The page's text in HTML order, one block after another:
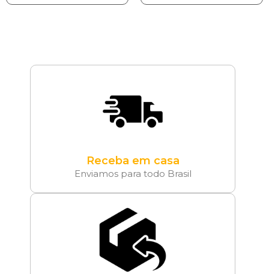
Receba em casa
Enviamos para todo Brasil